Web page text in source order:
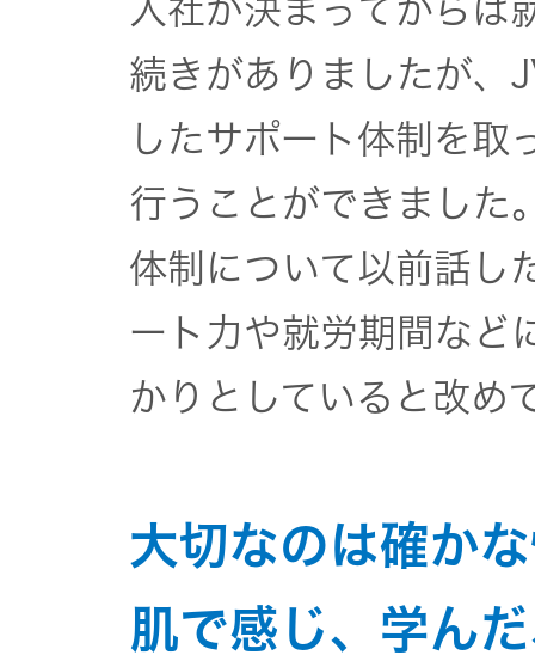
スボイス
レシーバ
器）
ワイヤレ
スシアタ
ーシステ
ム
ラグ
入社が決まってからは
続きがありましたが、
したサポート体制を取
行うことができました
体制について以前話し
ート力や就労期間など
かりとしていると改め
大切なのは確か
肌で感じ、学ん